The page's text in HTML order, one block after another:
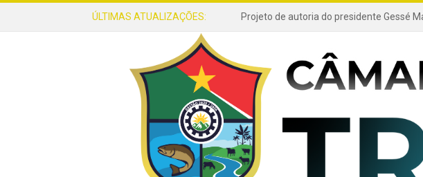
ÚLTIMAS ATUALIZAÇÕES: